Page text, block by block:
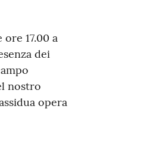
17.00 a
dei
nostro
opera